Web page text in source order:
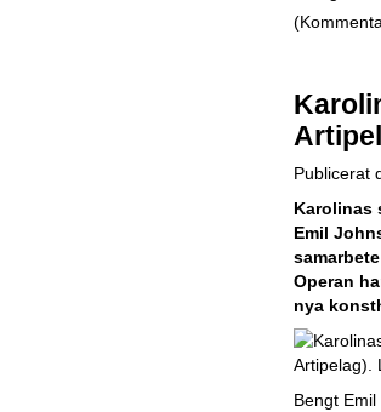
Publicerat
Karolinas
Emil
Operan
nya
Bengt